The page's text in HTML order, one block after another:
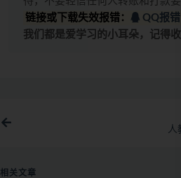
链接或下载失效报错：
QQ报错
我们都是爱学习的小耳朵，记得
人
相关文章